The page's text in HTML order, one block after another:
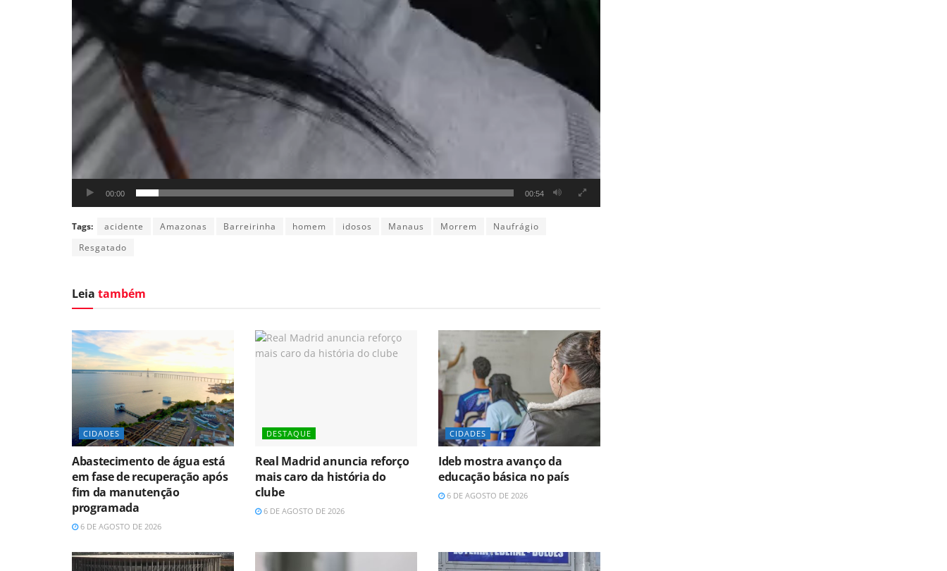
00:00 00:54
Tags: acidente Amazonas Barreirinha homem idosos Manaus Morrem
Naufrágio
Resgatado
Leia também
CIDADES
Abastecimento de água está
em fase de recuperação após
fim da manutenção
programada
6 DE AGOSTO DE 2026
DESTAQUE
Real Madrid anuncia reforço
mais caro da história do
clube
6 DE AGOSTO DE 2026
CIDADES
Ideb mostra avanço da
educação básica no país
6 DE AGOSTO DE 2026